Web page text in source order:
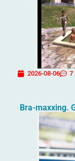
2026-08-06 7
Bra-maxxing.